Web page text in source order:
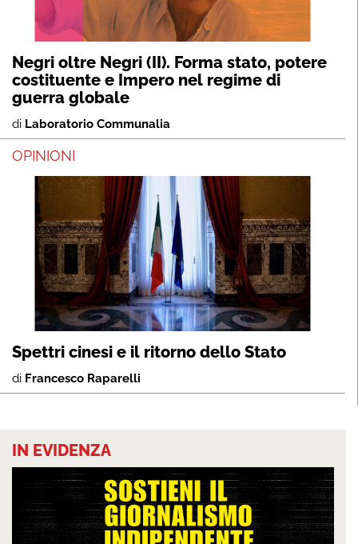
Negri oltre Negri (II). Forma stato, potere
costituente e Impero nel regime di
guerra globale
di Laboratorio Communalia
OPINIONI
Spettri cinesi e il ritorno dello Stato
di Francesco Raparelli
IN EVIDENZA